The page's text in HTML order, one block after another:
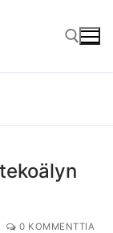
0 KOMMENTTIA